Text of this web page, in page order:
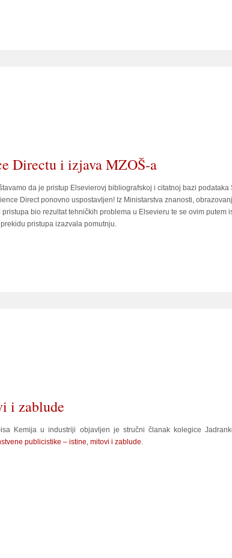
Directu i izjava MZOŠ-a
da je pristup Elsevierovj bibliografskoj i citatnoj bazi podataka
Direct ponovno uspostavljen! Iz Ministarstva znanosti,
bio rezultat tehničkih problema u Elsevieru te se ovim putem
pristupa izazvala pomutnju.
i zablude
Kemija u industriji objavljen je stručni članak kolegice
publicistike – istine, mitovi i zablude.